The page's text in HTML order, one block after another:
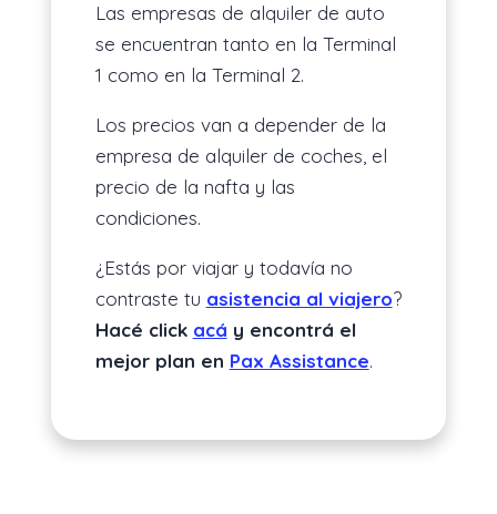
Las empresas de alquiler de auto
se encuentran tanto en la Terminal
1 como en la Terminal 2.
Los precios van a depender de la
empresa de alquiler de coches, el
precio de la nafta y las
condiciones.
¿Estás por viajar y todavía no
contraste tu asistencia al viajero?
Hacé click acá y encontrá el
mejor plan en Pax Assistance.